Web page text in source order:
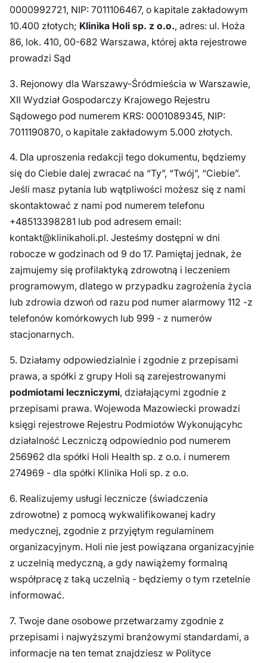
0000992721, NIP: 7011106467, o kapitale zakładowym
10.400 złotych; Klinika Holi sp. z o.o., adres: ul. Hoża
86, lok. 410, 00-682 Warszawa, której akta rejestrowe
prowadzi Sąd
3. Rejonowy dla Warszawy-Śródmieścia w Warszawie,
XII Wydział Gospodarczy Krajowego Rejestru
Sądowego pod numerem KRS: 0001089345, NIP:
7011190870, o kapitale zakładowym 5.000 złotych.
4. Dla uproszenia redakcji tego dokumentu, będziemy
się do Ciebie dalej zwracać na “Ty”, “Twój”, “Ciebie”.
Jeśli masz pytania lub wątpliwości możesz się z nami
skontaktować z nami pod numerem telefonu
+48513398281 lub pod adresem email:
kontakt@klinikaholi.pl. Jesteśmy dostępni w dni
robocze w godzinach od 9 do 17. Pamiętaj jednak, że
zajmujemy się profilaktyką zdrowotną i leczeniem
programowym, dlatego w przypadku zagrożenia życia
lub zdrowia dzwoń od razu pod numer alarmowy 112 -z
telefonów komórkowych lub 999 - z numerów
stacjonarnych.
5. Działamy odpowiedzialnie i zgodnie z przepisami
prawa, a spółki z grupy Holi są zarejestrowanymi
podmiotami leczniczymi, działającymi zgodnie z
przepisami prawa. Wojewoda Mazowiecki prowadzi
księgi rejestrowe Rejestru Podmiotów Wykonującyhc
działalność Leczniczą odpowiednio pod numerem
256962 dla spółki Holi Health sp. z o.o. i numerem
274969 - dla spółki Klinika Holi sp. z o.o.
6. Realizujemy usługi lecznicze (świadczenia
zdrowotne) z pomocą wykwalifikowanej kadry
medycznej, zgodnie z przyjętym regulaminem
organizacyjnym. Holi nie jest powiązana organizacyjnie
z uczelnią medyczną, a gdy nawiążemy formalną
współpracę z taką uczelnią - będziemy o tym rzetelnie
informować.
7. Twoje dane osobowe przetwarzamy zgodnie z
przepisami i najwyższymi branżowymi standardami, a
informacje na ten temat znajdziesz w Polityce